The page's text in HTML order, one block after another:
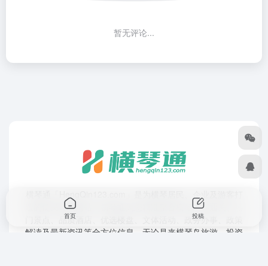
暂无评论...
造的便民导航网站！横琴通为您精准整合横琴口岸通关、热
门景点、品质酒店、优选楼盘、文体活动、政务办事、政策
解读及最新资讯等全方位信息。无论是来横琴岛旅游、投资
首页 投稿